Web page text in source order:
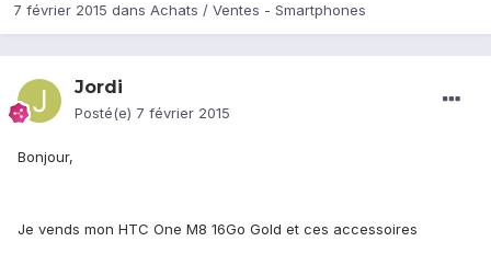
7 février 2015 dans Achats / Ventes - Smartphones
Jordi
Posté(e) 7 février 2015
Bonjour,
Je vends mon HTC One M8 16Go Gold et ces accessoires